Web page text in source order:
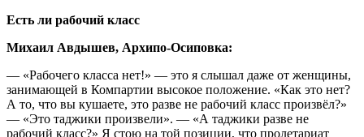
Есть ли рабочий класс
Михаил Авдышев, Архипо-Осиповка:
— «Рабочего класса нет!» — это я слышал даже от женщины,
занимающей в Компартии высокое положение. «Как это нет?
А то, что вы кушаете, это разве не рабочий класс произвёл?»
— «Это таджики произвели». — «А таджики разве не
рабочий класс?» Я стою на той позиции, что пролетариат